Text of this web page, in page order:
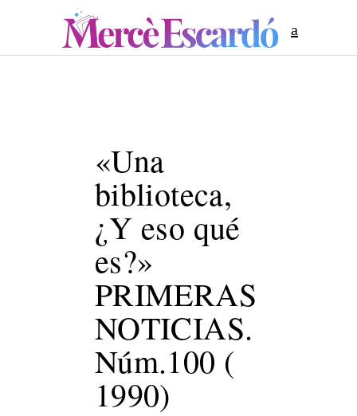
«Una
biblioteca,
¿Y eso qué
es?»
PRIMERAS
NOTICIAS.
Núm.100 (
1990)